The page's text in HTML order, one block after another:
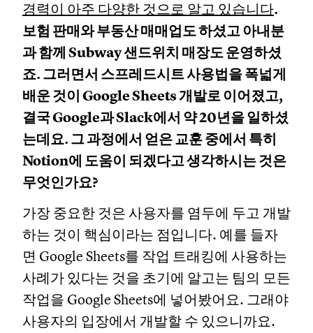
경력이 아주 다양한 것으로 알고 있습니다.
보험 판매와 부동산 매매업도 하셨고 아내분
과 함께 Subway 샌드위치 매장도 운영하셨
죠. 그러면서 스프레드시트 사용법을 폭넓게
배운 것이 Google Sheets 개발로 이어졌고,
결국 Google과 Slack에서 약 20년을 일하셨
는데요. 그 과정에서 얻은 교훈 중에서 특히
Notion에 도움이 되겠다고 생각하시는 것은
무엇인가요?
가장 중요한 것은 사용자를 염두에 두고 개발
하는 것이 핵심이라는 점입니다. 예를 들자
면 Google Sheets를 작업 트래킹에 사용하는
사례가 있다는 것을 초기에 알고는 팀의 모든
작업을 Google Sheets에 넣어봤어요. 그래야
사용자의 입장에서 개발할 수 있으니까요.